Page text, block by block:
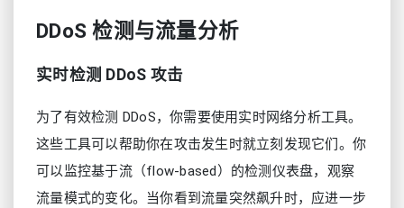
DDoS 检测与流量分析
实时检测 DDoS 攻击
为了有效检测 DDoS，你需要使用实时网络分析工具。
这些工具可以帮助你在攻击发生时就立刻发现它们。你
可以监控基于流（flow-based）的检测仪表盘，观察
流量模式的变化。当你看到流量突然飙升时，应进一步